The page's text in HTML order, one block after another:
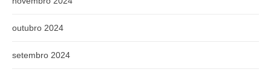
outubro 2024
setembro 2024